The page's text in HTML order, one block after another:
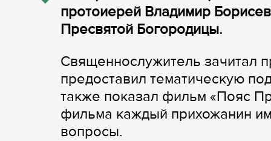
протоиерей Владимир
Пресвятой Богородицы.
Священнослужитель зачитал
предоставил тематическую
также показал фильм «Пояс
фильма каждый прихожанин
вопросы.